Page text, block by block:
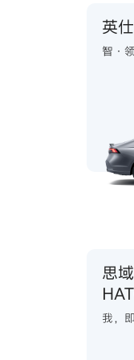
英
智·
思
我，